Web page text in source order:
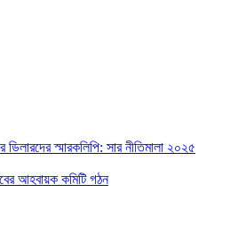
ডিলারদের স্মারকলিপি: সার নীতিমালা ২০২৫
আহবায়ক কমিটি গঠন